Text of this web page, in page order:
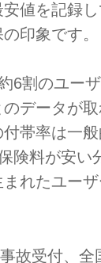
値を記録
印象です。
6割のユー
データが
帯率は一
険料が安い
れたユー
故受付、全